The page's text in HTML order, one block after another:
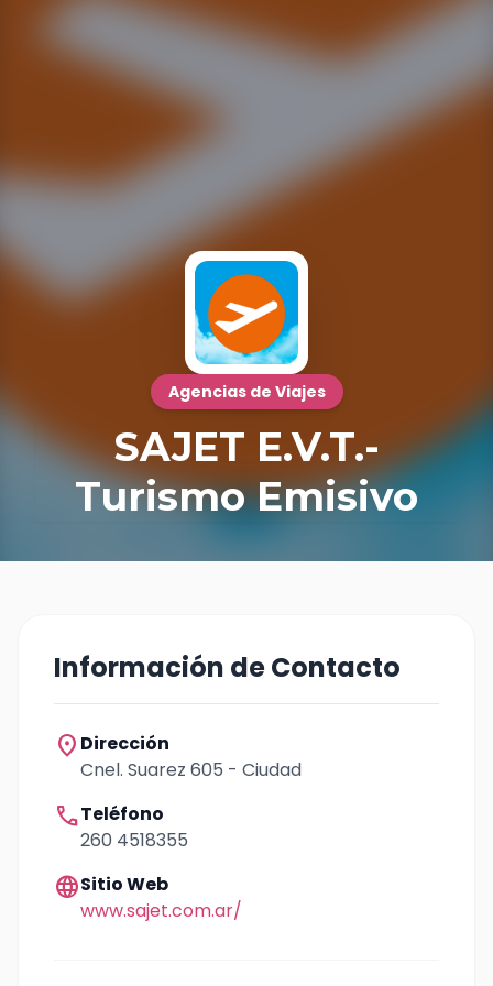
Agencias de Viajes
SAJET E.V.T.-
Turismo Emisivo
Información de Contacto
location_on Dirección
Cnel. Suarez 605 - Ciudad
callTeléfono
260 4518355
languageSitio Web
www.sajet.com.ar/